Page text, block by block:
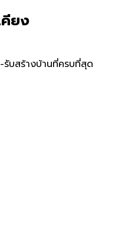
คียง
รับสร้างบ้านที่ครบที่สุด